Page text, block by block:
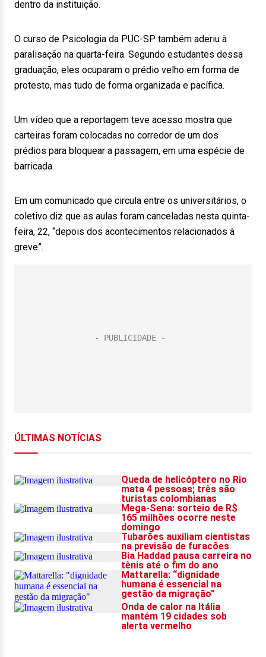
dentro da instituição.
O curso de Psicologia da PUC-SP também aderiu à
paralisação na quarta-feira. Segundo estudantes dessa
graduação, eles ocuparam o prédio velho em forma de
protesto, mas tudo de forma organizada e pacífica.
Um vídeo que a reportagem teve acesso mostra que
carteiras foram colocadas no corredor de um dos
prédios para bloquear a passagem, em uma espécie de
barricada.
Em um comunicado que circula entre os universitários, o
coletivo diz que as aulas foram canceladas nesta quinta-
feira, 22, “depois dos acontecimentos relacionados à
greve”.